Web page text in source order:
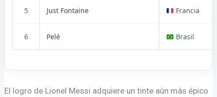
5 Just Fontaine Francia
6 Pelé Brasil
El logro de Lionel Messi adquiere un tinte aún más épico